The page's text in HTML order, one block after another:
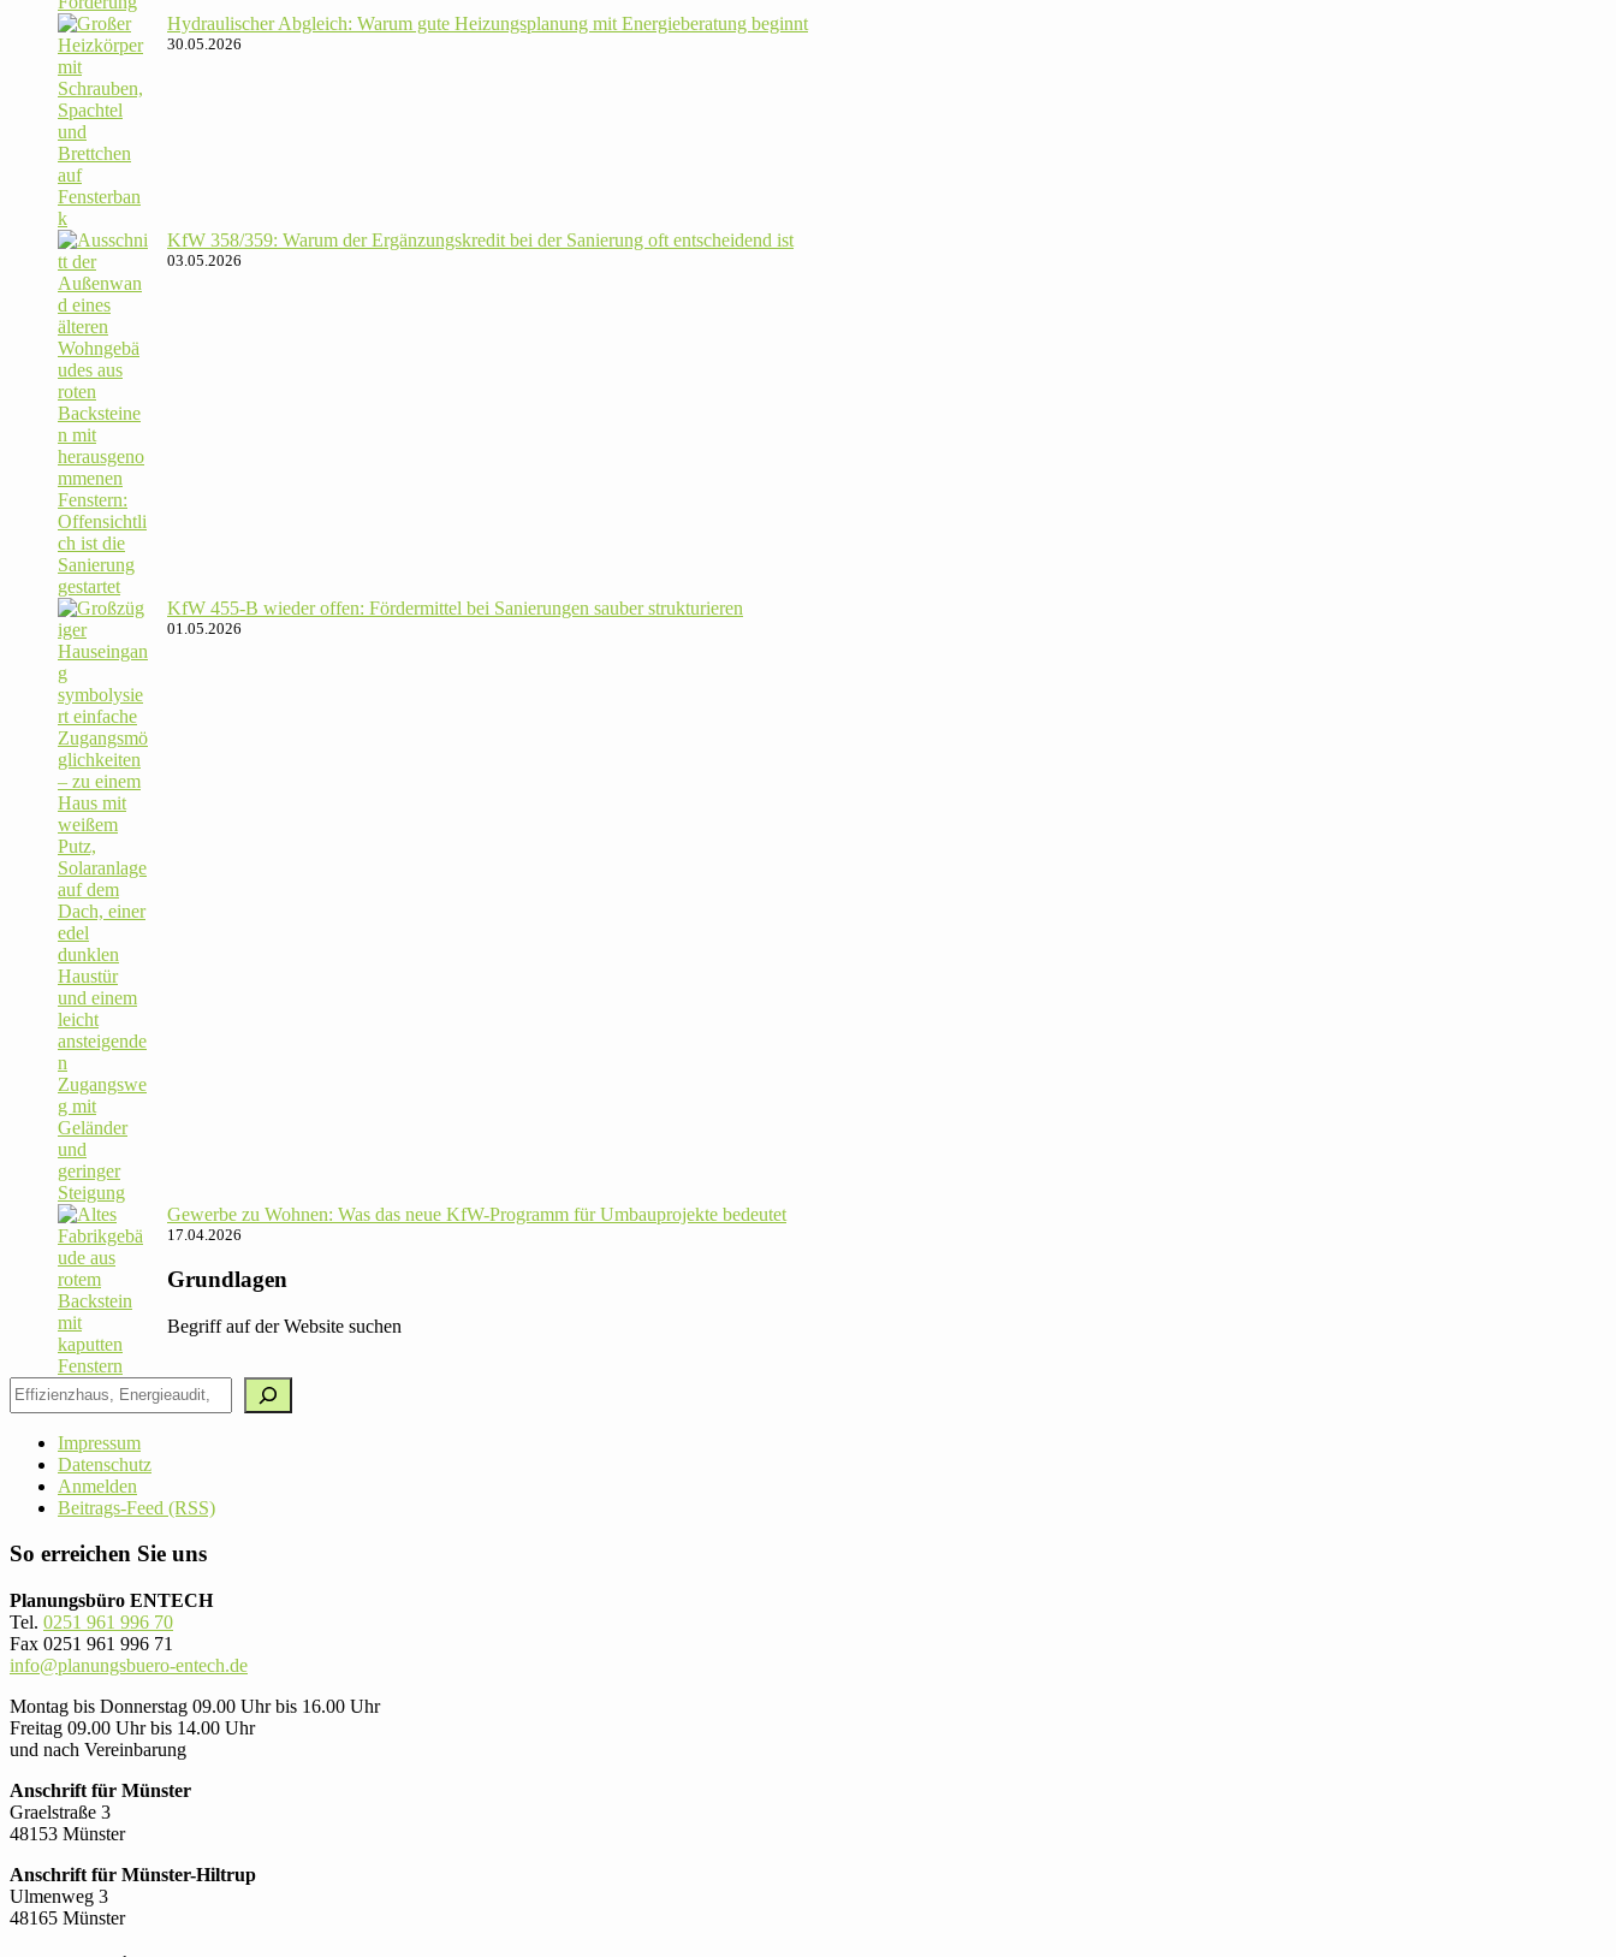
Hydrau­li­scher Abgleich: Warum gute Hei­zungs­pla­nung mit Energie­beratung beginnt
30.05.2026
KfW 358/​359: Warum der Ergän­zungs­kredit bei der Sanie­rung oft ent­schei­dend ist
03.05.2026
KfW 455‑B wieder offen: För­der­mittel bei Sanie­rungen sauber strukturieren
01.05.2026
Gewerbe zu Wohnen: Was das neue KfW-Pro­gramm für Umbau­pro­jekte bedeutet
17.04.2026
Grundlagen
Begriff auf der Website suchen
Impressum
Datenschutz
Anmelden
Beitrags-Feed (RSS)
So erreichen Sie uns
Planungsbüro ENTECH
Tel. 0251 961 996 70
Fax 0251 961 996 71
info@planungsbuero-entech.de
Montag bis Donnerstag 09.00 Uhr bis 16.00 Uhr
Freitag 09.00 Uhr bis 14.00 Uhr
und nach Vereinbarung
Anschrift für Münster
Graelstraße 3
48153 Münster
Anschrift für Münster-Hiltrup
Ulmenweg 3
48165 Münster